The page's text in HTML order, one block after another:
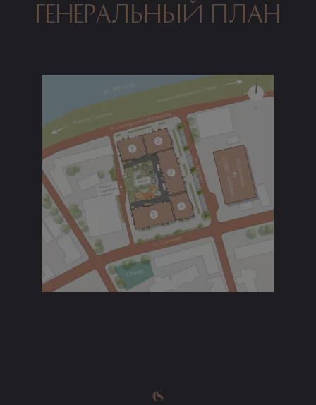
генеральный план